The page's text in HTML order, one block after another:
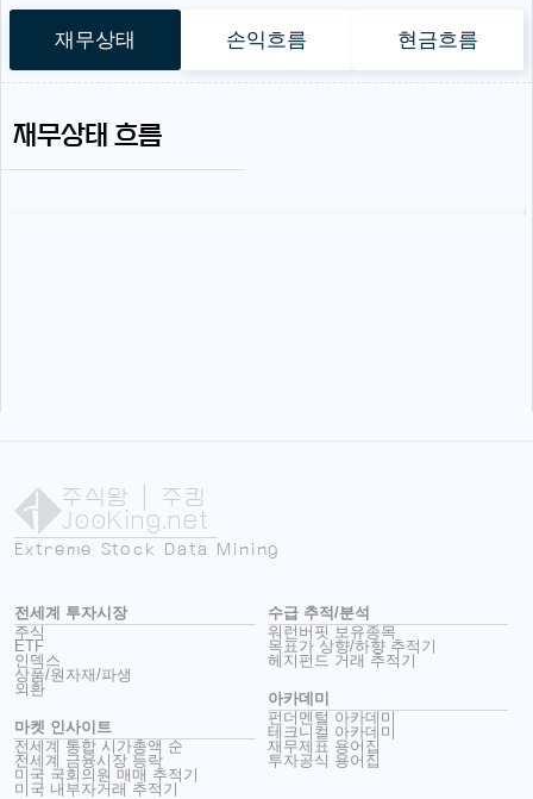
재무상태 손익흐름 현금흐름
재무상태 흐름
주식왕 | 주킹
JooKing.net
Extreme Stock Data Mining
전세계 투자시장
주식
ETF
인덱스
상품/원자재/파생
외환
마켓 인사이트
전세계 통합 시가총액 순
전세계 금융시장 등락
미국 국회의원 매매 추적기
미국 내부자거래 추적기
수급 추적/분석
워런버핏 보유종목
목표가 상향/하향 추적기
헤지펀드 거래 추적기
아카데미
펀더멘털 아카데미
테크니컬 아카데미
재무제표 용어집
투자공식 용어집